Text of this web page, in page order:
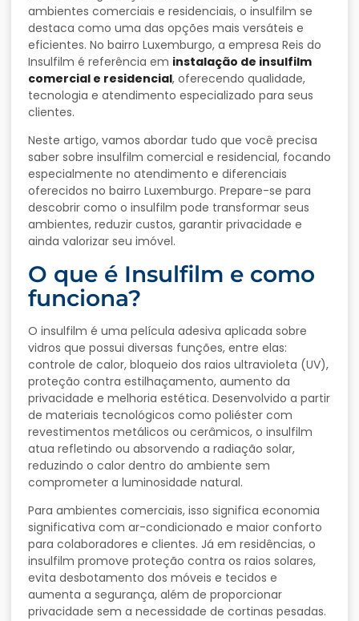
ambientes comerciais e residenciais, o insulfilm se
destaca como uma das opções mais versáteis e
eficientes. No bairro Luxemburgo, a empresa Reis do
Insulfilm é referência em instalação de insulfilm
comercial e residencial, oferecendo qualidade,
tecnologia e atendimento especializado para seus
clientes.
Neste artigo, vamos abordar tudo que você precisa
saber sobre insulfilm comercial e residencial, focando
especialmente no atendimento e diferenciais
oferecidos no bairro Luxemburgo. Prepare-se para
descobrir como o insulfilm pode transformar seus
ambientes, reduzir custos, garantir privacidade e
ainda valorizar seu imóvel.
O que é Insulfilm e como
funciona?
O insulfilm é uma película adesiva aplicada sobre
vidros que possui diversas funções, entre elas:
controle de calor, bloqueio dos raios ultravioleta (UV),
proteção contra estilhaçamento, aumento da
privacidade e melhoria estética. Desenvolvido a partir
de materiais tecnológicos como poliéster com
revestimentos metálicos ou cerâmicos, o insulfilm
atua refletindo ou absorvendo a radiação solar,
reduzindo o calor dentro do ambiente sem
comprometer a luminosidade natural.
Para ambientes comerciais, isso significa economia
significativa com ar-condicionado e maior conforto
para colaboradores e clientes. Já em residências, o
insulfilm promove proteção contra os raios solares,
evita desbotamento dos móveis e tecidos e
aumenta a segurança, além de proporcionar
privacidade sem a necessidade de cortinas pesadas.